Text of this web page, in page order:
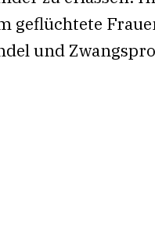
geflüchtete
und